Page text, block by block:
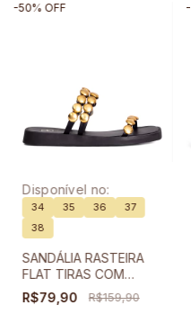
Disponível no:
34 35 36
37
38
SANDÁLIA RASTEIRA
FLAT TIRAS COM
DETALHE METAL
R$79,90
-50% OFF
R$159,90
-